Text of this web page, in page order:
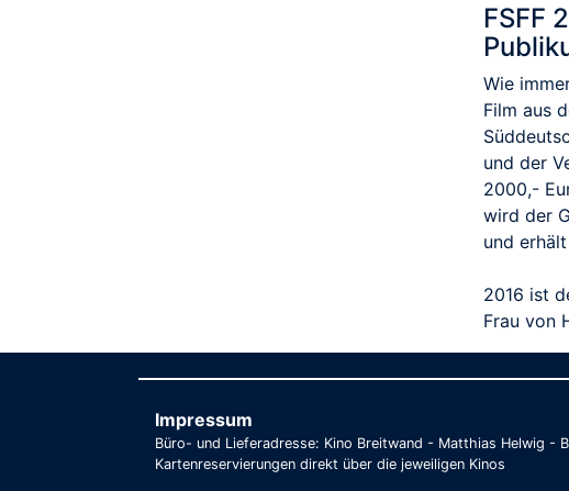
FSFF
Wie
Film aus
und der
2000,-
wird der
und
2016 ist
Frau von
Impressum
Büro- und Lieferadresse: Kino Breitwand - Matthias Helwig -
Kartenreservierungen direkt über die jeweiligen Kinos